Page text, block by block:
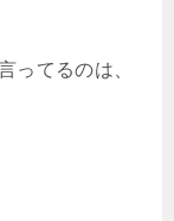
ってるのは、